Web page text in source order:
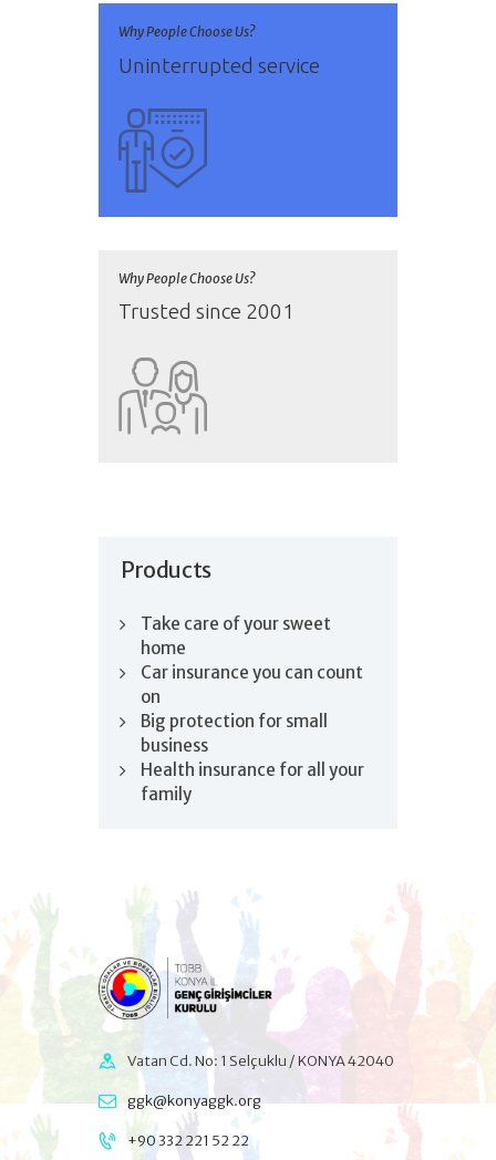
Why People Choose Us?
Uninterrupted service
Why People Choose Us?
Trusted since 2001
Products
Take care of your sweet
home
Car insurance you can count
on
Big protection for small
business
Health insurance for all your
family
Vatan Cd. No: 1 Selçuklu / KONYA 42040
ggk@konyaggk.org
+90 332 221 52 22